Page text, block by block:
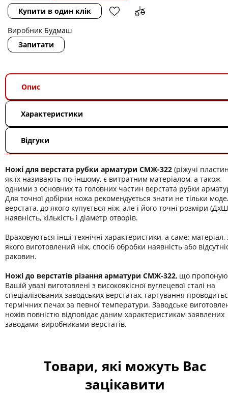
Купити в один клік
Виробник Будмаш
Запитати
Опис
Характеристики
Відгуки
Ножі для верстата рубки арматури СМЖ-322 (ріжучі
як їх називають по-іншому, є витратним матеріалом, а також
одними з основних та головних частин верстата рубки
Для точної добірки ножа рекомендується знати не тільки
верстата, до якого купується ніж, але і його точні розміри
наявність, кількість і діаметр отворів.
Враховуються інші технічні характеристики, а саме: матеріал,
якого виготовлений ніж, спосіб обробки наявність або
раковин.
Ножі до верстатів різання арматури СМЖ-322, що
Вашій увазі виготовлені з високоякісної вуглецевої сталі на
спеціалізованих заводських верстатах, гартування
термічних печах за певної температури. Заводське
ножів повністю відповідає даним характеристикам заявлених
заводами-виробниками верстатів.
Товари, які можуть Вас
зацікавити